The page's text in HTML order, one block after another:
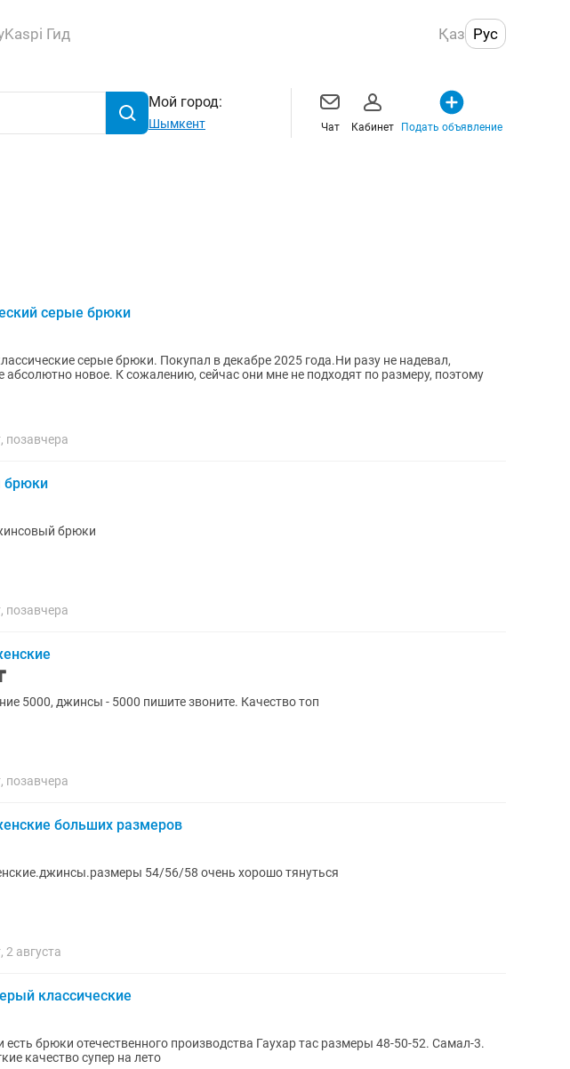
Kaspi Гид Қаз Рус
Мой город:
Шымкент Чат Кабинет Подать объявление
серые брюки
серые брюки. Покупал в декабре 2025 года.Ни разу не надевал,
абсолютно новое. К сожалению, сейчас они мне не подходят по размеру, поэтому
брюки
5000, джинсы - 5000 пишите звоните. Качество топ
больших размеров
54/56/58 очень хорошо тянуться
августа
классические
есть брюки отечественного производства Гаухар тас размеры 48-50-52. Самал-3.
качество супер на лето